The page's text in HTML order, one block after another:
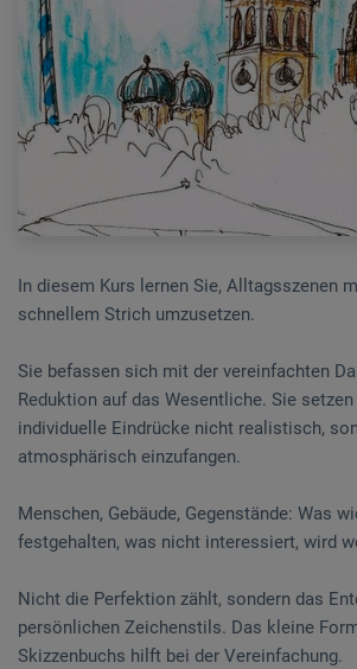
In diesem Kurs lernen Sie, Alltagsszenen
schnellem Strich umzusetzen.
Sie befassen sich mit der vereinfachten
Reduktion auf das Wesentliche. Sie
individuelle Eindrücke nicht realistisch,
atmosphärisch einzufangen.
Menschen, Gebäude, Gegenstände: Was
festgehalten, was nicht interessiert, wird
Nicht die Perfektion zählt, sondern das
persönlichen Zeichenstils. Das kleine
Skizzenbuchs hilft bei der Vereinfachung.